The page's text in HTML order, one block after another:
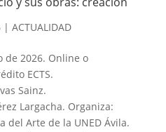
| ACTUALIDAD
de 2026. Online o
ECTS.
Sainz.
Largacha. Organiza:
del Arte de la UNED Ávila.